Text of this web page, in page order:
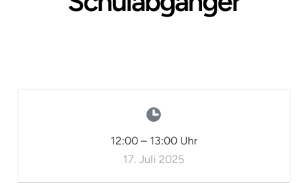
12:00– 13:00Uhr
17. Juli 2025